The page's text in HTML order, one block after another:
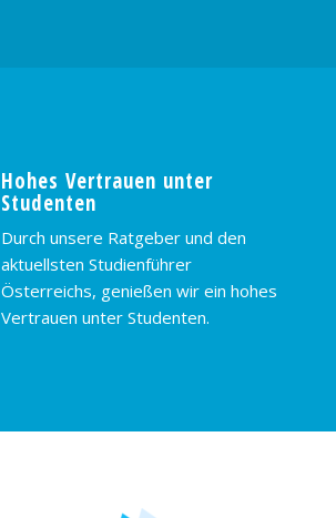
Hohes Vertrauen unter
Studenten
Durch unsere Ratgeber und den
aktuellsten Studienführer
Österreichs, genießen wir ein hohes
Vertrauen unter Studenten.